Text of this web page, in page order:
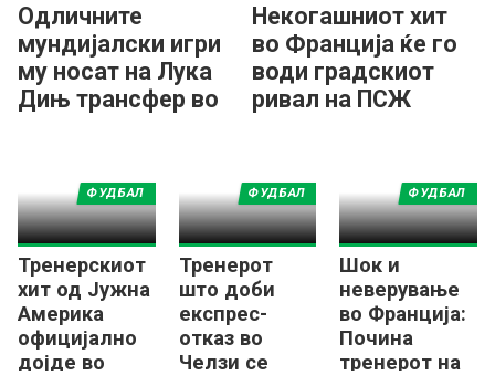
Одличните
мундијалски игри
му носат на Лука
Дињ трансфер во
Некогашниот хит
во Франција ќе го
води градскиот
ривал на ПСЖ
Тренерскиот
хит од Јужна
Америка
официјално
дојде во
ФУДБАЛ
Тренерот
што доби
експрес-
отказ во
Челзи се
ФУДБАЛ
Шок и
неверување
во Франција:
Почина
тренерот на
ФУДБАЛ